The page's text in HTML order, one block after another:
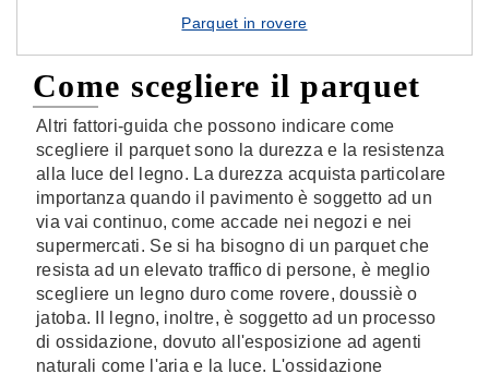
Parquet in rovere
Come scegliere il parquet
Altri fattori-guida che possono indicare come
scegliere il parquet sono la durezza e la resistenza
alla luce del legno. La durezza acquista particolare
importanza quando il pavimento è soggetto ad un
via vai continuo, come accade nei negozi e nei
supermercati. Se si ha bisogno di un parquet che
resista ad un elevato traffico di persone, è meglio
scegliere un legno duro come rovere, doussiè o
jatoba. Il legno, inoltre, è soggetto ad un processo
di ossidazione, dovuto all'esposizione ad agenti
naturali come l'aria e la luce. L'ossidazione